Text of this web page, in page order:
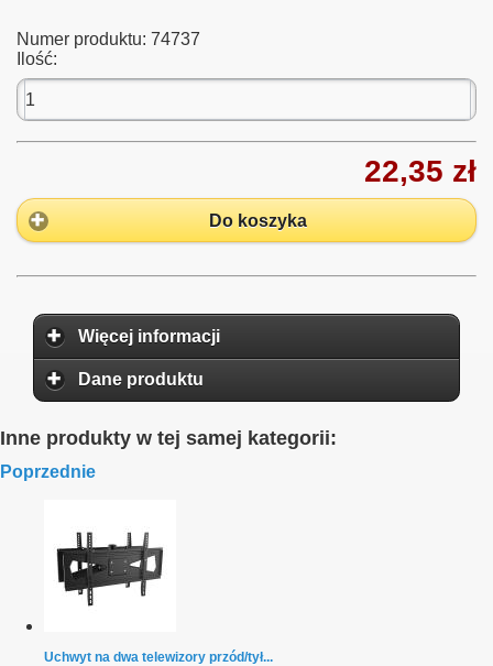
Numer produktu: 74737
Ilość:
22,35 zł
Do koszyka
Więcej informacji
Dane produktu
Inne produkty w tej samej kategorii:
Poprzednie
Uchwyt na dwa telewizory przód/tył...